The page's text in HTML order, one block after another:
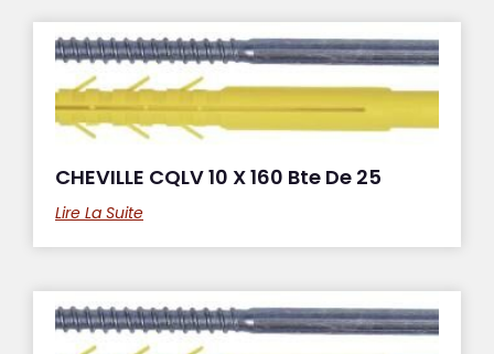
CHEVILLE CQLV 10 X 160 Bte De 25
Lire La Suite